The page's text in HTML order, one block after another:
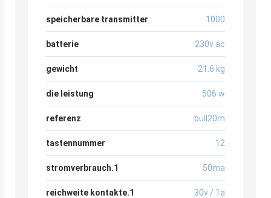
speicherbare transmitter 1000
batterie 230v ac
gewicht 21.6 kg
die leistung 506 w
referenz bull20m
tastennummer 12
stromverbrauch.1 50ma
reichweite kontakte.1 30v / 1a